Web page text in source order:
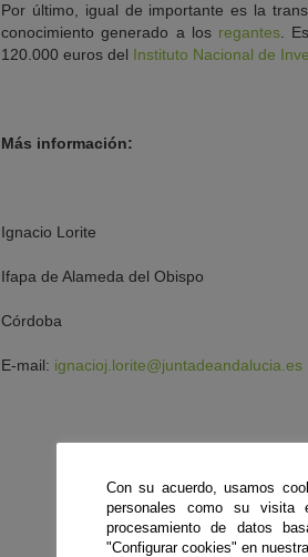
Por último, igual de importante es la
conocimiento generado a los regantes.
120.000 euros del Instituto Nacional de
Más información:
Ignacio Lorite
Ifapa de Alameda del Obispo
Córdoba
E-mail: ignacioj.lorite@juntadeandalucia.es
Con su acuerdo, usamos
personales como su visita
procesamiento de datos
"Configurar cookies" en